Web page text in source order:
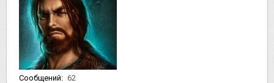
Сообщений: 62